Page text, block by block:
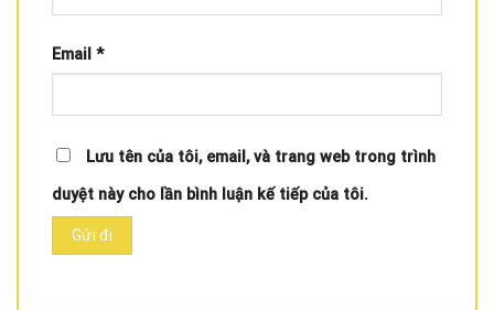
Email *
Lưu tên của tôi, email, và trang web trong trình
duyệt này cho lần bình luận kế tiếp của tôi.